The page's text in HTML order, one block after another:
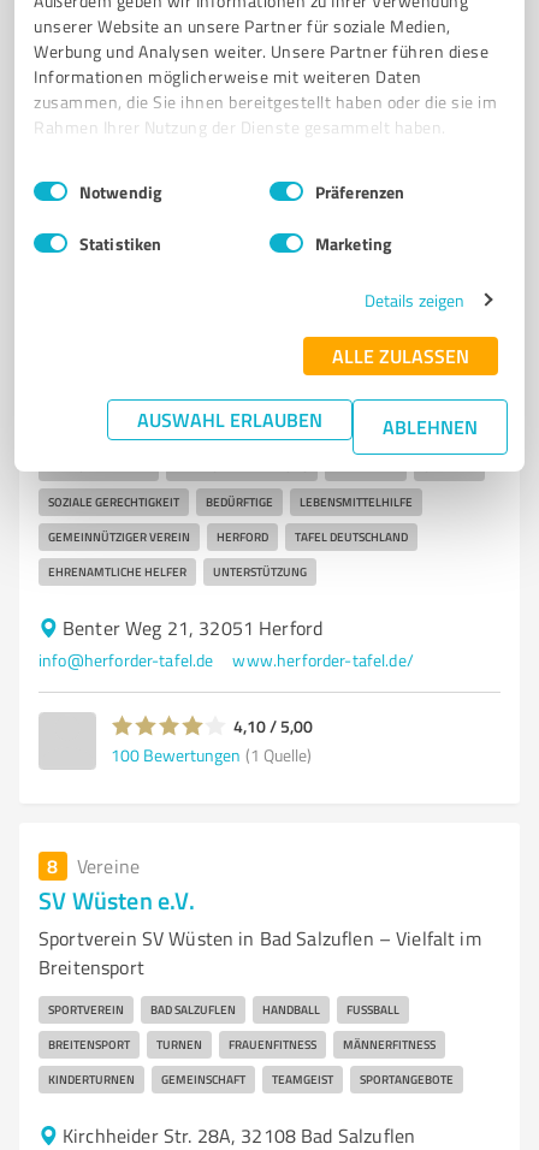
unserer Website an unsere Partner für soziale Medien,
Werbung und Analysen weiter. Unsere Partner führen diese
Informationen möglicherweise mit weiteren Daten
zusammen, die Sie ihnen bereitgestellt haben oder die sie im
Rahmen Ihrer Nutzung der Dienste gesammelt haben.
Impressum Datenschutzbestimmungen
Einwilligungsauswahl
Notwendig Präferenzen
Statistiken Marketing
Details zeigen
ALLE ZULASSEN
AUSWAHL ERLAUBEN ABLEHNEN
BREITENSPORT MINIKICKER SPORTEVENTS VEREINSGESCHICHTE
Ahmser Str. 30, 32107 Bad Salzuflen
kontakt@tus-lockhausen.de www.tus-lockhausen.de/
4,30 / 5,00
Herforder Tafel e.V. - Lebensmittelhilfe für bedürftige
Menschen in Herford
SOZIALE GERECHTIGKEIT BEDÜRFTIGE LEBENSMITTELHILFE
GEMEINNÜTZIGER VEREIN HERFORD TAFEL DEUTSCHLAND
EHRENAMTLICHE HELFER UNTERSTÜTZUNG
Benter Weg 21, 32051 Herford
info@herforder-tafel.de www.herforder-tafel.de/
4,10 / 5,00
100 Bewertungen (1 Quelle)
8 Vereine
SV Wüsten e.V.
Sportverein SV Wüsten in Bad Salzuflen – Vielfalt im
Breitensport
SPORTVEREIN BAD SALZUFLEN HANDBALL FUSSBALL
BREITENSPORT TURNEN FRAUENFITNESS MÄNNERFITNESS
KINDERTURNEN GEMEINSCHAFT TEAMGEIST SPORTANGEBOTE
Kirchheider Str. 28A, 32108 Bad Salzuflen